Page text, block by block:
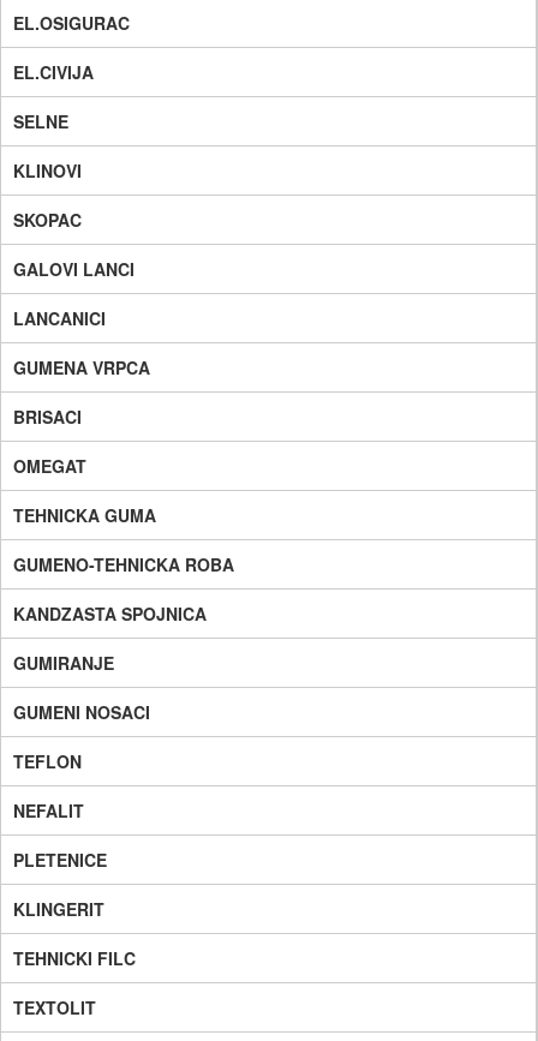
EL.OSIGURAC
EL.CIVIJA
SELNE
KLINOVI
SKOPAC
GALOVI LANCI
LANCANICI
GUMENA VRPCA
BRISACI
OMEGAT
TEHNICKA GUMA
GUMENO-TEHNICKA ROBA
KANDZASTA SPOJNICA
GUMIRANJE
GUMENI NOSACI
TEFLON
NEFALIT
PLETENICE
KLINGERIT
TEHNICKI FILC
TEXTOLIT